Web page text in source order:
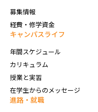
募集情報
経費・修学資金
キャンパスライフ
年間スケジュール
カリキュラム
授業と実習
在学生からのメッセージ
進路・就職